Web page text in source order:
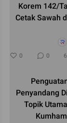
Korem 142/
Cetak Sawah
0 0
Penyandang
Topik